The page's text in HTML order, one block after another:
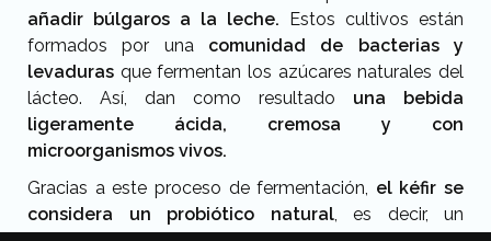
añadir búlgaros a la leche. Estos cultivos están
formados por una comunidad de bacterias y
levaduras que fermentan los azúcares naturales del
lácteo. Así, dan como resultado una bebida
ligeramente ácida, cremosa y con
microorganismos vivos.
Gracias a este proceso de fermentación, el kéfir se
considera un probiótico natural, es decir, un